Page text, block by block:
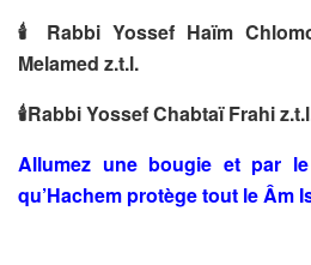
🕯
Rabbi Yossef Haïm
Melamed z.t.l.
🕯Rabbi Yossef Chabtaï Frahi
Allumez une bougie et par
qu’Hachem protège tout le Âm